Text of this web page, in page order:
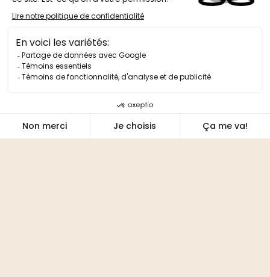
NOUS JOINDRE
PLAN DE SALLE
DEVIS D'ACCUEIL TÉLÉCHARGER